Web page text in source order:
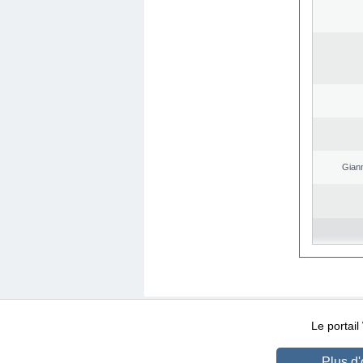
Conditions d’utilisation
Le portail